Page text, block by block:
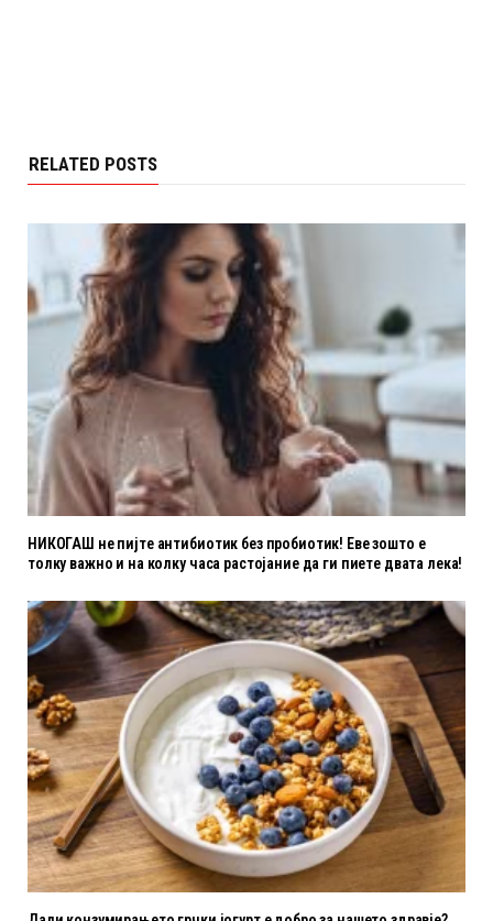
RELATED POSTS
НИКОГАШ не пијте антибиотик без пробиотик! Еве зошто е
толку важно и на колку часа растојание да ги пиете двата лека!